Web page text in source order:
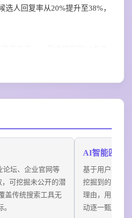
选人回复率从20%提升至38%，
质技术人才，顺利填补核心团
有效销售线索，转化率较过往
使用工具后，技术岗招聘周期从
岗位候选人匹配度提升80%。
论坛、企业官网等
，可挖掘未公开的潜
盖传统搜索工具无
AI智能匹配
基于用户输入
挖掘到的目标
理由，用户可
动逐一甄别。